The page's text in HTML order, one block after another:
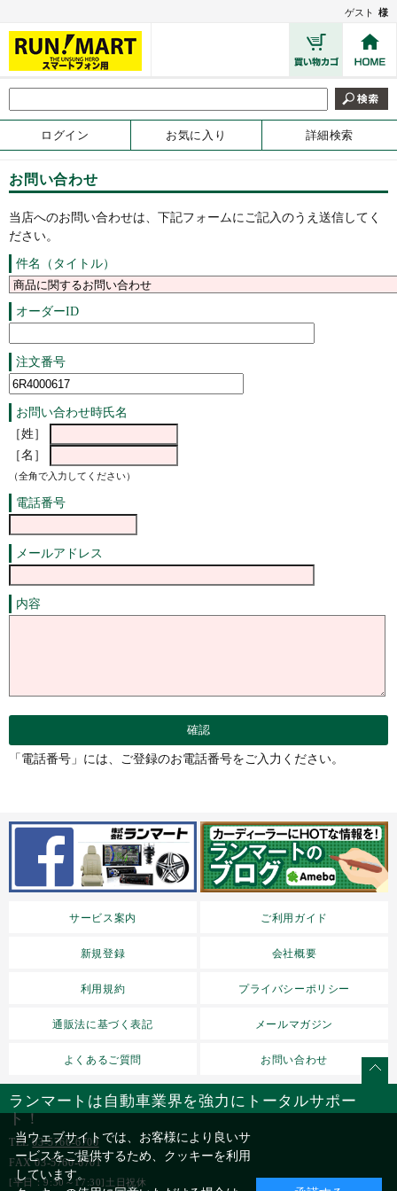
ゲスト 様
ログイン お気に入り 詳細検索
お問い合わせ
当店へのお問い合わせは、下記フォームにご記入のうえ送信してく
ださい。
件名（タイトル）
オーダーID
注文番号
お問い合わせ時氏名
［姓］
［名］
（全角で入力してください）
電話番号
メールアドレス
内容
「電話番号」には、ご登録のお電話番号をご入力ください。
サービス案内 ご利用ガイド
新規登録 会社概要
利用規約 プライバシーポリシー
通販法に基づく表記 メールマガジン
よくあるご質問 お問い合わせ
ランマートは自動車業界を強力にトータルサポー
ト！
TEL03-5766-6700
FAX 03-5760-6701
[平日：9:30～17:30]土日祝休
当ウェブサイトでは、お客様により良いサ
ービスをご提供するため、クッキーを利用
しています。